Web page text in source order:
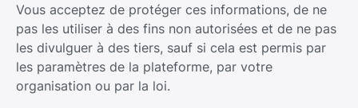
Vous acceptez de protéger ces informations, de ne
pas les utiliser à des fins non autorisées et de ne pas
les divulguer à des tiers, sauf si cela est permis par
les paramètres de la plateforme, par votre
organisation ou par la loi.